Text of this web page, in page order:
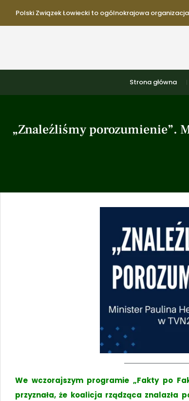
Polski Związek Łowiecki to ogólnokrajowa
Strona główna
„Znaleźliśmy porozumienie”.
We wczorajszym programie „Fakty po
przyznała, że koalicja rządząca znalazła